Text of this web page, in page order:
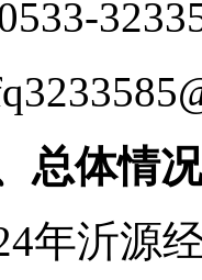
总体情
年沂源